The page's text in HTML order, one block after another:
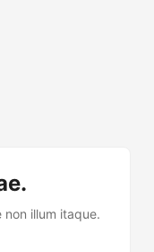
illum itaque.